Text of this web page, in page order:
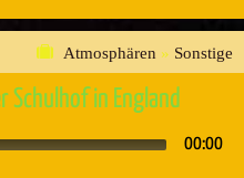
Atmosphären » Sonstige
Schulhof in England
00:00